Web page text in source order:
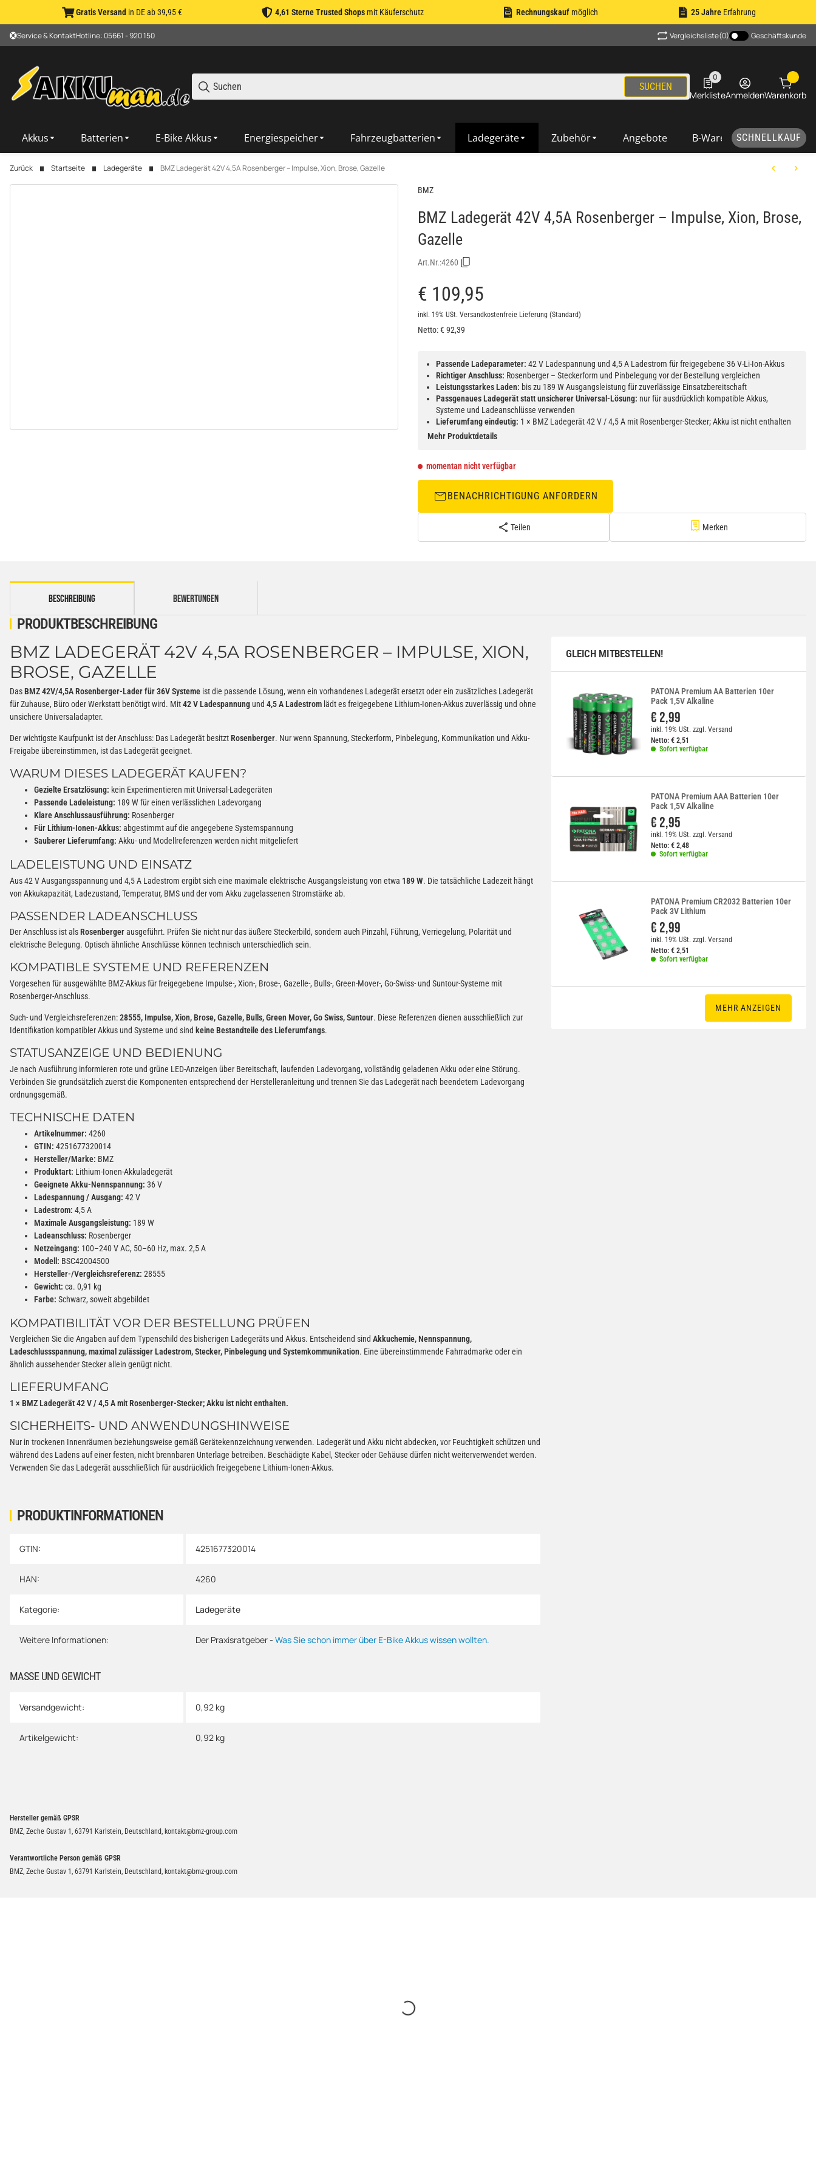
Gratis Versand in DE ab 39,95 € 4,61 Sterne Trusted Shopsmit Käuferschutz Rechnungskauf möglich 25 JahreErfahrung
Service & KontaktHotline: 05661 - 920 150 Vergleichsliste(0) Geschäftskunde
SUCHEN
0
0 Produkte in der Liste
MerklisteAnmeldenWarenkorb
Akkus Batterien E-Bike Akkus Energiespeicher Fahrzeugbatterien Ladegeräte Zubehör Angebote B-Ware SCHNELLKAUF
Zurück Startseite Ladegeräte BMZ Ladegerät 42V 4,5A Rosenberger – Impulse, Xion, Brose, Gazelle
BMZ
BMZ Ladegerät 42V 4,5A Rosenberger – Impulse, Xion, Brose,
Gazelle
Art.Nr.:4260
€ 109,95
inkl. 19% USt. Versandkostenfreie Lieferung (Standard)
Netto:€92,39
Passende Ladeparameter: 42 V Ladespannung und 4,5 A Ladestrom für freigegebene 36 V-Li-Ion-Akkus
Richtiger Anschluss: Rosenberger – Steckerform und Pinbelegung vor der Bestellung vergleichen
Leistungsstarkes Laden: bis zu 189 W Ausgangsleistung für zuverlässige Einsatzbereitschaft
Passgenaues Ladegerät statt unsicherer Universal-Lösung: nur für ausdrücklich kompatible Akkus,
Systeme und Ladeanschlüsse verwenden
Lieferumfang eindeutig: 1 × BMZ Ladegerät 42 V / 4,5 A mit Rosenberger-Stecker; Akku ist nicht enthalten
Mehr Produktdetails
momentan nicht verfügbar
BENACHRICHTIGUNG ANFORDERN
Teilen Merken
BESCHREIBUNG BEWERTUNGEN
PRODUKTINFORMATIONEN
Produkteigenschaft
Wert
GTIN: 4251677320014
HAN: 4260
Kategorie: Ladegeräte
Weitere Informationen: Der Praxisratgeber - Was Sie schon immer über E-Bike Akkus wissen wollten.
MASSE UND GEWICHT
Versandgewicht: 0,92 kg
Artikelgewicht: 0,92 kg
PRODUKTBESCHREIBUNG
BMZ LADEGERÄT 42V 4,5A ROSENBERGER – IMPULSE, XION,
BROSE, GAZELLE
DasBMZ 42V/4,5A Rosenberger-Lader für 36V Systeme ist die passende Lösung, wenn ein vorhandenes Ladegerät ersetzt oder ein zusätzliches Ladegerät
für Zuhause, Büro oder Werkstatt benötigt wird. Mit42 V Ladespannung und 4,5 A Ladestrom lädt es freigegebene Lithium-Ionen-Akkus zuverlässig und ohne
unsichere Universaladapter.
Der wichtigste Kaufpunkt ist der Anschluss: Das Ladegerät besitztRosenberger. Nur wenn Spannung, Steckerform, Pinbelegung, Kommunikation und Akku-
Freigabe übereinstimmen, ist das Ladegerät geeignet.
WARUM DIESES LADEGERÄT KAUFEN?
Gezielte Ersatzlösung: kein Experimentieren mit Universal-Ladegeräten
Passende Ladeleistung: 189 W für einen verlässlichen Ladevorgang
Klare Anschlussausführung: Rosenberger
Für Lithium-Ionen-Akkus: abgestimmt auf die angegebene Systemspannung
Sauberer Lieferumfang: Akku- und Modellreferenzen werden nicht mitgeliefert
LADELEISTUNG UND EINSATZ
Aus 42 V Ausgangsspannung und 4,5 A Ladestrom ergibt sich eine maximale elektrische Ausgangsleistung von etwa 189 W. Die tatsächliche Ladezeit hängt
von Akkukapazität, Ladezustand, Temperatur, BMS und der vom Akku zugelassenen Stromstärke ab.
PASSENDER LADEANSCHLUSS
Der Anschluss ist alsRosenbergerausgeführt. Prüfen Sie nicht nur das äußere Steckerbild, sondern auch Pinzahl, Führung, Verriegelung, Polarität und
elektrische Belegung. Optisch ähnliche Anschlüsse können technisch unterschiedlich sein.
KOMPATIBLE SYSTEME UND REFERENZEN
Vorgesehen für ausgewählte BMZ-Akkus für freigegebene Impulse-, Xion-, Brose-, Gazelle-, Bulls-, Green-Mover-, Go-Swiss- und Suntour-Systeme mit
Rosenberger-Anschluss.
Such- und Vergleichsreferenzen:28555, Impulse, Xion, Brose, Gazelle, Bulls, Green Mover, Go Swiss, Suntour. Diese Referenzen dienen ausschließlich zur
Identifikation kompatibler Akkus und Systeme und sind keine Bestandteile des Lieferumfangs.
STATUSANZEIGE UND BEDIENUNG
Je nach Ausführung informieren rote und grüne LED-Anzeigen über Bereitschaft, laufenden Ladevorgang, vollständig geladenen Akku oder eine Störung.
Verbinden Sie grundsätzlich zuerst die Komponenten entsprechend der Herstelleranleitung und trennen Sie das Ladegerät nach beendetem Ladevorgang
ordnungsgemäß.
TECHNISCHE DATEN
Artikelnummer: 4260
GTIN: 4251677320014
Hersteller/Marke: BMZ
Produktart: Lithium-Ionen-Akkuladegerät
Geeignete Akku-Nennspannung: 36 V
Ladespannung / Ausgang: 42 V
Ladestrom: 4,5 A
Maximale Ausgangsleistung: 189 W
Ladeanschluss: Rosenberger
Netzeingang: 100–240 V AC, 50–60 Hz, max. 2,5 A
Modell: BSC42004500
Hersteller-/Vergleichsreferenz: 28555
Gewicht: ca. 0,91 kg
Farbe: Schwarz, soweit abgebildet
KOMPATIBILITÄT VOR DER BESTELLUNG PRÜFEN
Vergleichen Sie die Angaben auf dem Typenschild des bisherigen Ladegeräts und Akkus. Entscheidend sind Akkuchemie, Nennspannung,
Ladeschlussspannung, maximal zulässiger Ladestrom, Stecker, Pinbelegung und Systemkommunikation. Eine übereinstimmende Fahrradmarke oder ein
ähnlich aussehender Stecker allein genügt nicht.
LIEFERUMFANG
1 × BMZ Ladegerät 42 V / 4,5 A mit Rosenberger-Stecker; Akku ist nicht enthalten.
SICHERHEITS- UND ANWENDUNGSHINWEISE
Nur in trockenen Innenräumen beziehungsweise gemäß Gerätekennzeichnung verwenden. Ladegerät und Akku nicht abdecken, vor Feuchtigkeit schützen und
während des Ladens auf einer festen, nicht brennbaren Unterlage betreiben. Beschädigte Kabel, Stecker oder Gehäuse dürfen nicht weiterverwendet werden.
Verwenden Sie das Ladegerät ausschließlich für ausdrücklich freigegebene Lithium-Ionen-Akkus.
GLEICH MITBESTELLEN!
PATONA Premium AA Batterien 10er
Pack 1,5V Alkaline
€ 2,99
inkl. 19% USt. zzgl.Versand
Netto: €2,51
Sofort verfügbar
PATONA Premium AAA Batterien 10er
Pack 1,5V Alkaline
€ 2,95
inkl. 19% USt. zzgl.Versand
Netto: €2,48
Sofort verfügbar
PATONA Premium CR2032 Batterien 10er
Pack 3V Lithium
€ 2,99
inkl. 19% USt. zzgl.Versand
Netto: €2,51
Sofort verfügbar
MEHR ANZEIGEN
Hersteller gemäß GPSR
BMZ, Zeche Gustav 1, 63791 Karlstein, Deutschland, kontakt@bmz-group.com
Verantwortliche Person gemäß GPSR
BMZ, Zeche Gustav 1, 63791 Karlstein, Deutschland, kontakt@bmz-group.com